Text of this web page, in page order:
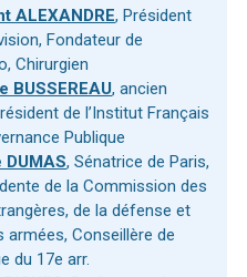
ALEXANDRE, Président
Fondateur de
Chirurgien
BUSSEREAU, ancien
de l’Institut Français
Publique
, Sénatrice de Paris,
de la Commission des
de la défense et
armées, Conseillère de
du 17e arr.